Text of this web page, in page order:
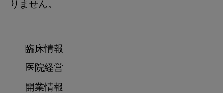
りません。
臨床情報
医院経営
開業情報